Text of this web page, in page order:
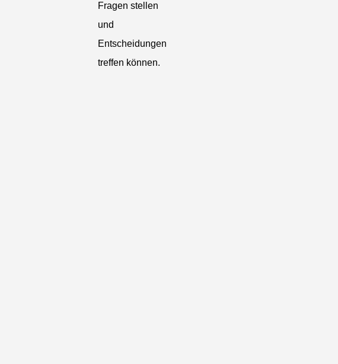
Fragen stellen
und
Entscheidungen
treffen können.